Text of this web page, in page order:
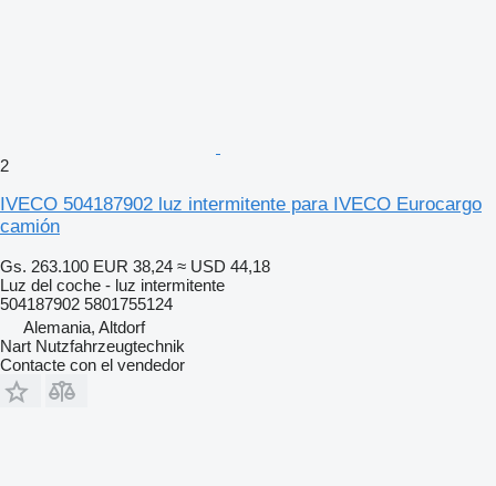
2
IVECO 504187902 luz intermitente para IVECO Eurocargo
camión
Gs. 263.100 EUR 38,24 ≈ USD 44,18
Luz del coche - luz intermitente
504187902 5801755124
Alemania, Altdorf
Nart Nutzfahrzeugtechnik
Contacte con el vendedor